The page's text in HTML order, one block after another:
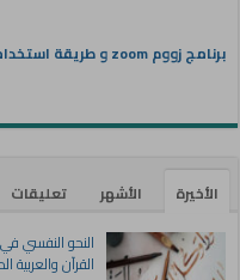
برنامج زووم zoom و طريقة استخدامه في التعلم عن بعد
الأخيرة الأشهر تعليقات
النحو النفسي
القرآن والعربية